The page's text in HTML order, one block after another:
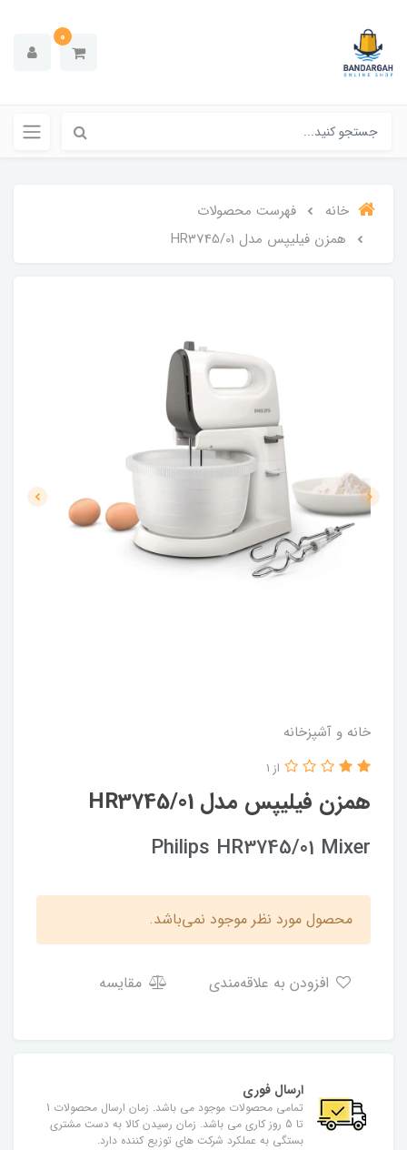
0
خانه
فهرست محصولات
همزن فیلیپس مدل HR3745/01
خانه و آشپزخانه
همزن فیلیپس مدل HR3745/01
از 1
Philips HR3745/01 Mixer
محصول مورد نظر موجود نمی‌باشد.
مقایسه
ارسال فوری
تمامی محصولات موجود می باشد. زمان ارسال محصولات 1
تا 5 روز کاری می باشد. زمان رسیدن کالا به دست مشتری
بستگی به عملکرد شرکت های توزیع کننده دارد.